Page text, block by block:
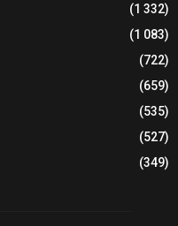
(1 332)
(1 083)
(722)
(659)
(535)
(527)
(349)